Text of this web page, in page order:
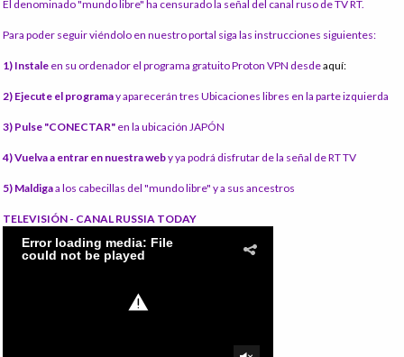
El denominado "mundo libre" ha censurado la señal del canal ruso de TV RT.
Para poder seguir viéndolo en nuestro portal siga las instrucciones siguientes:
1) Instale en su ordenador el programa gratuito Proton VPN desdeaquí:
2) Ejecute el programay aparecerán tres Ubicaciones libres en la parte izquierda
3) Pulse "CONECTAR" en la ubicación JAPÓN
4) Vuelva a entrar en nuestra weby ya podrá disfrutar de la señal de RT TV
5) Maldigaa los cabecillas del "mundo libre" y a sus ancestros
TELEVISIÓN - CANAL RUSSIA TODAY